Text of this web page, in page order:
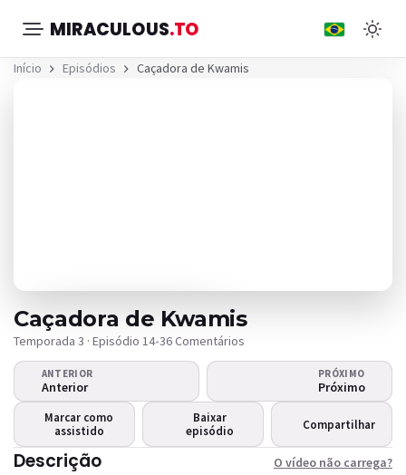
MIRACULOUS.TO
Início Episódios Caçadora de Kwamis
O vídeo não
carrega?
Este vídeo não está
disponível
Caçadora de Kwamis
Temporada 3 · Episódio 14•36 Comentários
ANTERIOR
Anterior
PRÓXIMO
Próximo
Marcar como
assistido
Baixar
episódio
Compartilhar
Descrição O vídeo não carrega?